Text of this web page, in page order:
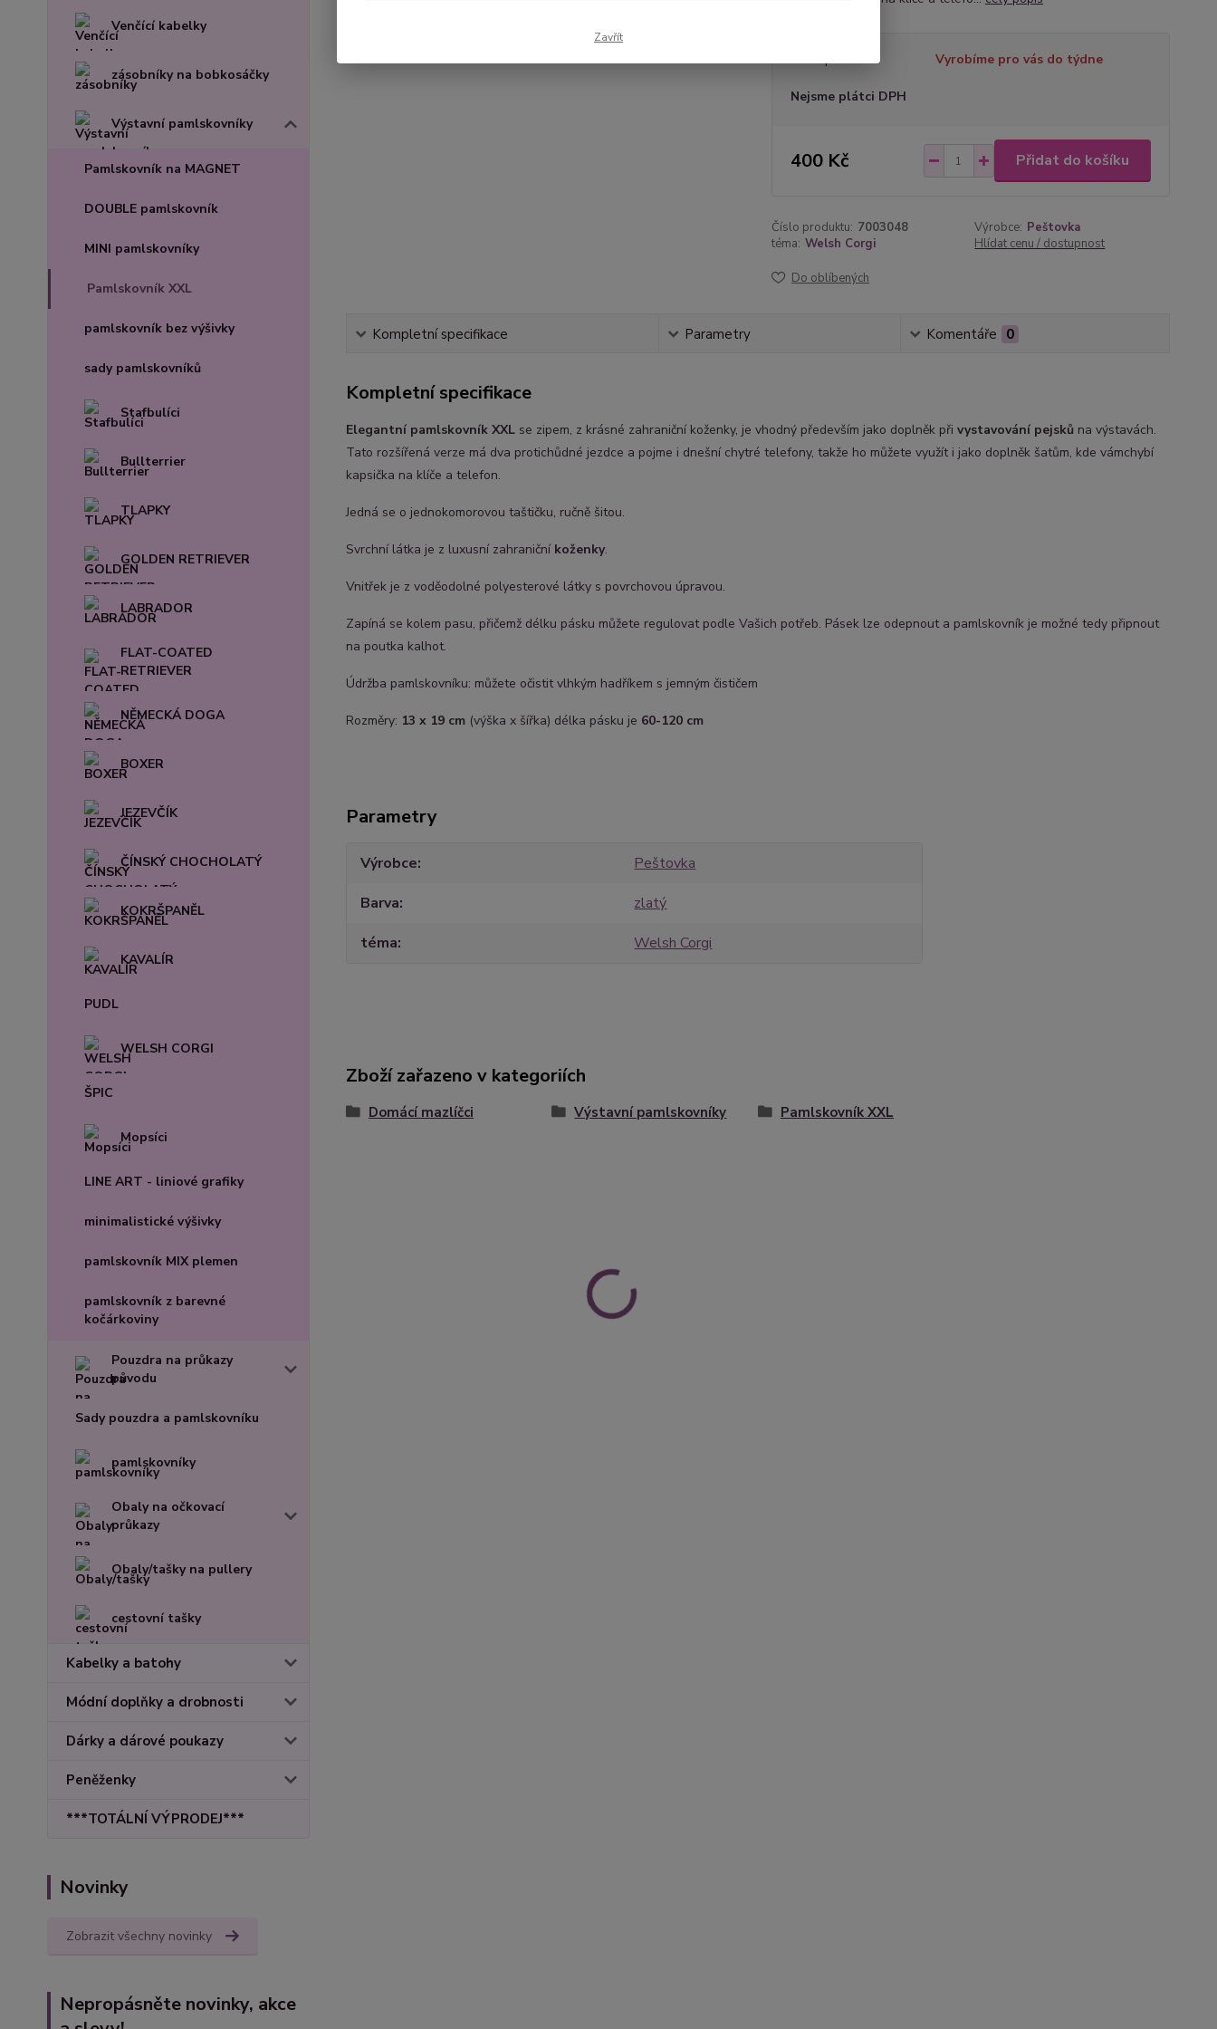
Venčící kabelky
zásobníky na bobkosáčky
Výstavní pamlskovníky
Pamlskovník na MAGNET
DOUBLE pamlskovník
MINI pamlskovníky
Pamlskovník XXL
pamlskovník bez výšivky
sady pamlskovníků
Stafbulíci
Bullterrier
TLAPKY
GOLDEN RETRIEVER
LABRADOR
FLAT-COATED
RETRIEVER
NĚMECKÁ DOGA
BOXER
JEZEVČÍK
ČÍNSKÝ CHOCHOLATÝ
KOKRŠPANĚL
KAVALÍR
PUDL
WELSH CORGI
ŠPIC
Mopsíci
LINE ART - liniové grafiky
minimalistické výšivky
pamlskovník MIX plemen
pamlskovník z barevné
kočárkoviny
Pouzdra na průkazy
původu
Sady pouzdra a pamlskovníku
pamlskovníky
Obaly na očkovací
průkazy
Obaly/tašky na pullery
cestovní tašky
Kabelky a batohy
Módní doplňky a drobnosti
Dárky a dárové poukazy
Peněženky
***TOTÁLNÍ VÝPRODEJ***
Novinky
Zobrazit všechny novinky
Nepropásněte novinky, akce
Dostupnost Vyrobíme pro vás do týdne
Nejsme plátci DPH
400 Kč Přidat do košíku
Číslo produktu: 7003048 Výrobce: Peštovka
téma: Welsh Corgi Hlídat cenu / dostupnost
Do oblíbených
Kompletní specifikace Parametry Komentáře 0
Kompletní specifikace
Elegantní pamlskovník XXLse zipem, z krásné zahraniční koženky, je vhodný především jako doplněk při vystavování pejsků na výstavách.
Tato rozšířená verze má dva protichůdné jezdce a pojme i dnešní chytré telefony, takže ho můžete využít i jako doplněk šatům, kde vámchybí
kapsička na klíče a telefon.
Jedná se o jednokomorovou taštičku, ručně šitou.
Svrchní látka je z luxusní zahraničníkoženky.
Vnitřek je z voděodolné polyesterové látky s povrchovou úpravou.
Zapíná se kolem pasu, přičemž délku pásku můžete regulovat podle Vašich potřeb. Pásek lze odepnout a pamlskovník je možné tedy připnout
na poutka kalhot.
Údržba pamlskovníku: můžete očistit vlhkým hadříkem s jemným čističem
Rozměry: 13 x 19 cm(výška x šířka) délka pásku je 60-120 cm
Parametry
Výrobce
Peštovka
Barva
zlatý
téma
Welsh Corgi
Zboží zařazeno v kategoriích
Domácí mazlíčci Výstavní pamlskovníky Pamlskovník XXL
Zavřít